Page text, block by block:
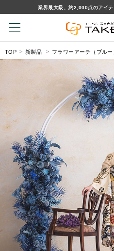
業界最大級、約2,000点のアイテ
TOP 新製品 フラワーアーチ（ブルー